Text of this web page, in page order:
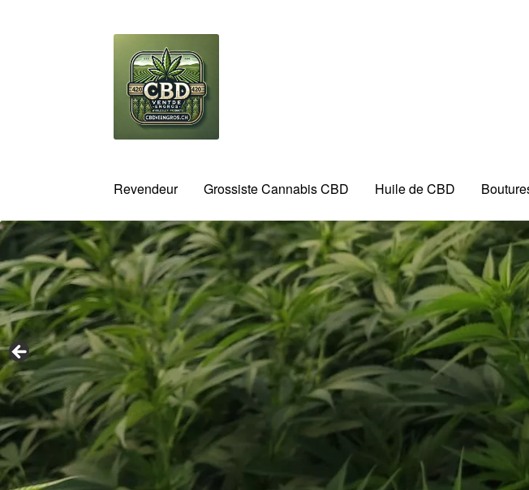
navigation
contenu
Revendeur Grossiste Cannabis CBD Huile de CBD